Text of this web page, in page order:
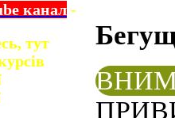
канал -
тут